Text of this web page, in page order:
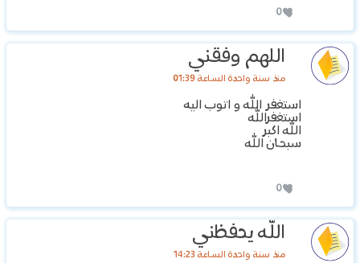
0
اللهم وفقني
منذ سنة واحدة الساعة 01:39
استغفر الله و اتوب اليه
استغفرالله
الله اكبر
سبحان الله
0
الله يحفظني
منذ سنة واحدة الساعة 14:23